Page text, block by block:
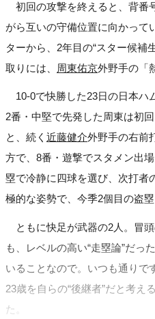
初回の攻撃を終えると、背番
がら互いの守備位置に向かって
ターから、2年目の“スター候
取りには、
周東佑京外野手の「
10-0で快勝した23日の日本ハ
2番・中堅で先発した周東は初
と、続く 近藤健介外野手の右前
方で、8番・遊撃でスタメン出
塁で冷静に四球を選び、次打者
極的な姿勢で、今季2個目の盗塁
ともに快足が武器の2人。冒
も、レベルの高い“走塁論”だっ
いることなので。いつも通りで
23歳を自らの“後継者”だと考え
た。